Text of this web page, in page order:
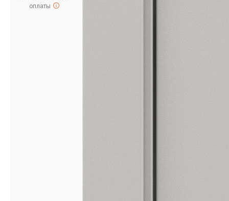
оплаты